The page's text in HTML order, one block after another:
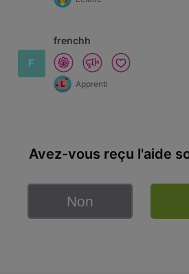
F
frenchh
Apprenti
Avez-vous reçu l'aide
Non